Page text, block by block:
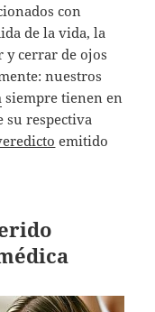
con
de la vida, la
y cerrar de ojos
nuestros
siempre tienen en
su respectiva
emitido